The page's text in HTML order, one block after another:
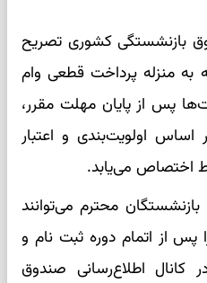
بازنشستگی کشوری تصریح
به منزله پرداخت قطعی وام
پس از پایان مهلت مقرر،
اساس اولویت‌بندی و اعتبار
اختصاص می‌یابد.
محترم می‌توانند
پس از اتمام دوره ثبت نام و
کانال اطلاع‌رسانی صندوق